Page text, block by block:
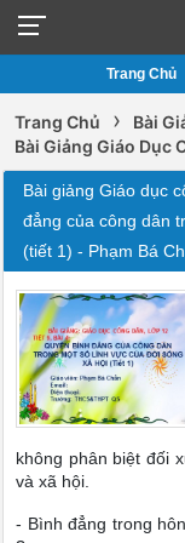
Trang Chủ
Trang Chủ › Bài
Bài Giảng Giáo Dục
Bài giảng Giáo dục
đẳng của công dân
(tiết 1) - Phạm Bá
không phân biệt đối
và xã hội.
- Bình đẳng trong